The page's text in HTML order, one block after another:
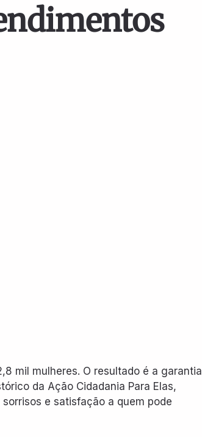
mil mulheres. O resultado é a garantia
da Ação Cidadania Para Elas,
e satisfação a quem pode